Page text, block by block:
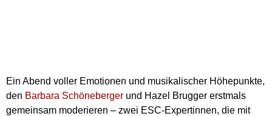
Ein Abend voller Emotionen und musikalischer Höhepunkte,
den Barbara Schöneberger und Hazel Brugger erstmals
gemeinsam moderieren – zwei ESC-Expertinnen, die mit